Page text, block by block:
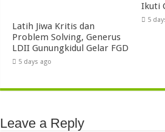
Latih Jiwa Kritis dan
Problem Solving, Generus
LDII Gunungkidul Gelar FGD
5 days ago
Ikuti
5
Leave a Reply